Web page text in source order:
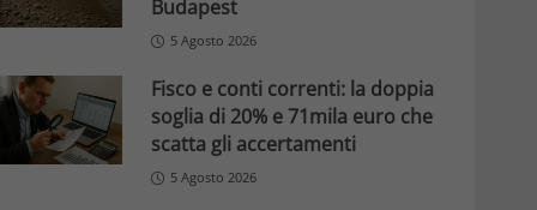
Budapest
5 Agosto 2026
Fisco e conti correnti: la doppia
soglia di 20% e 71mila euro che
scatta gli accertamenti
5 Agosto 2026